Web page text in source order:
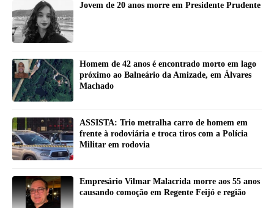
Jovem de 20 anos morre em Presidente Prudente
Homem de 42 anos é encontrado morto em lago
próximo ao Balneário da Amizade, em Álvares
Machado
ASSISTA: Trio metralha carro de homem em
frente à rodoviária e troca tiros com a Polícia
Militar em rodovia
Empresário Vilmar Malacrida morre aos 55 anos
causando comoção em Regente Feijó e região